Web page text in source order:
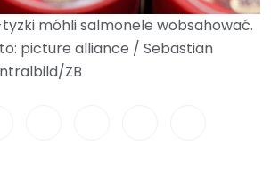
móhli salmonele wobsahować.
picture alliance / Sebastian
ZB